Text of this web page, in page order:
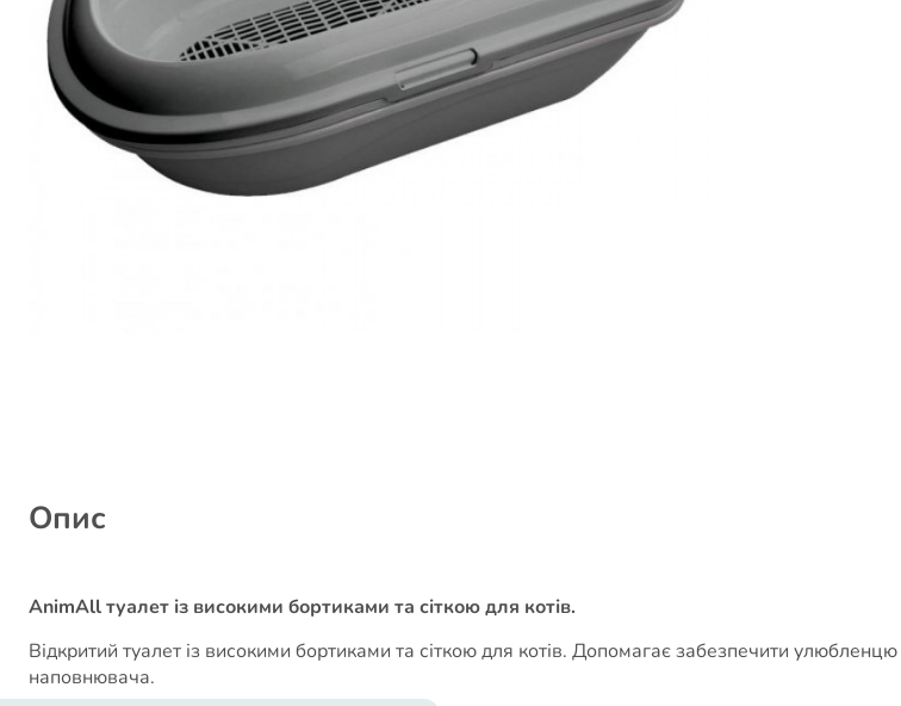
Опис
AnimAll туалет із високими бортиками та сіткою для котів.
Відкритий туалет із високими бортиками та сіткою для котів. Допомагає забезпечити
наповнювача.